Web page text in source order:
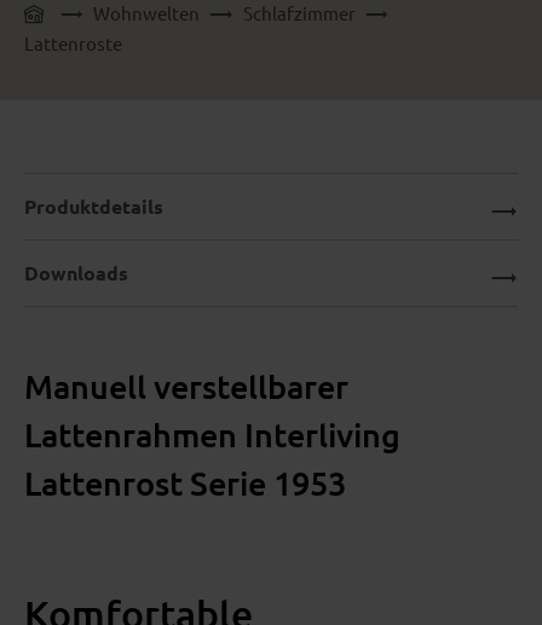
Wohnwelten
Schlafzimmer
Lattenroste
Manuell verstellbarer
Lattenrahmen Interliving
Lattenrost Serie 1953
Komfortable
Produktdetails
Downloads